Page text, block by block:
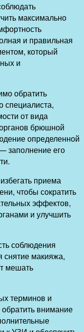
максимально
и правильная
который
и
обратить
специалиста,
от вида
брюшной
определенной
заполнение его
приема
чтобы сократить
эффектов,
и улучшить
соблюдения
снятие макияжа,
мешать
терминов и
обратить внимание